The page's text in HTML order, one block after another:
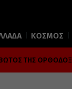
ΚΟΣΜΟΣ
ΤΗΣ